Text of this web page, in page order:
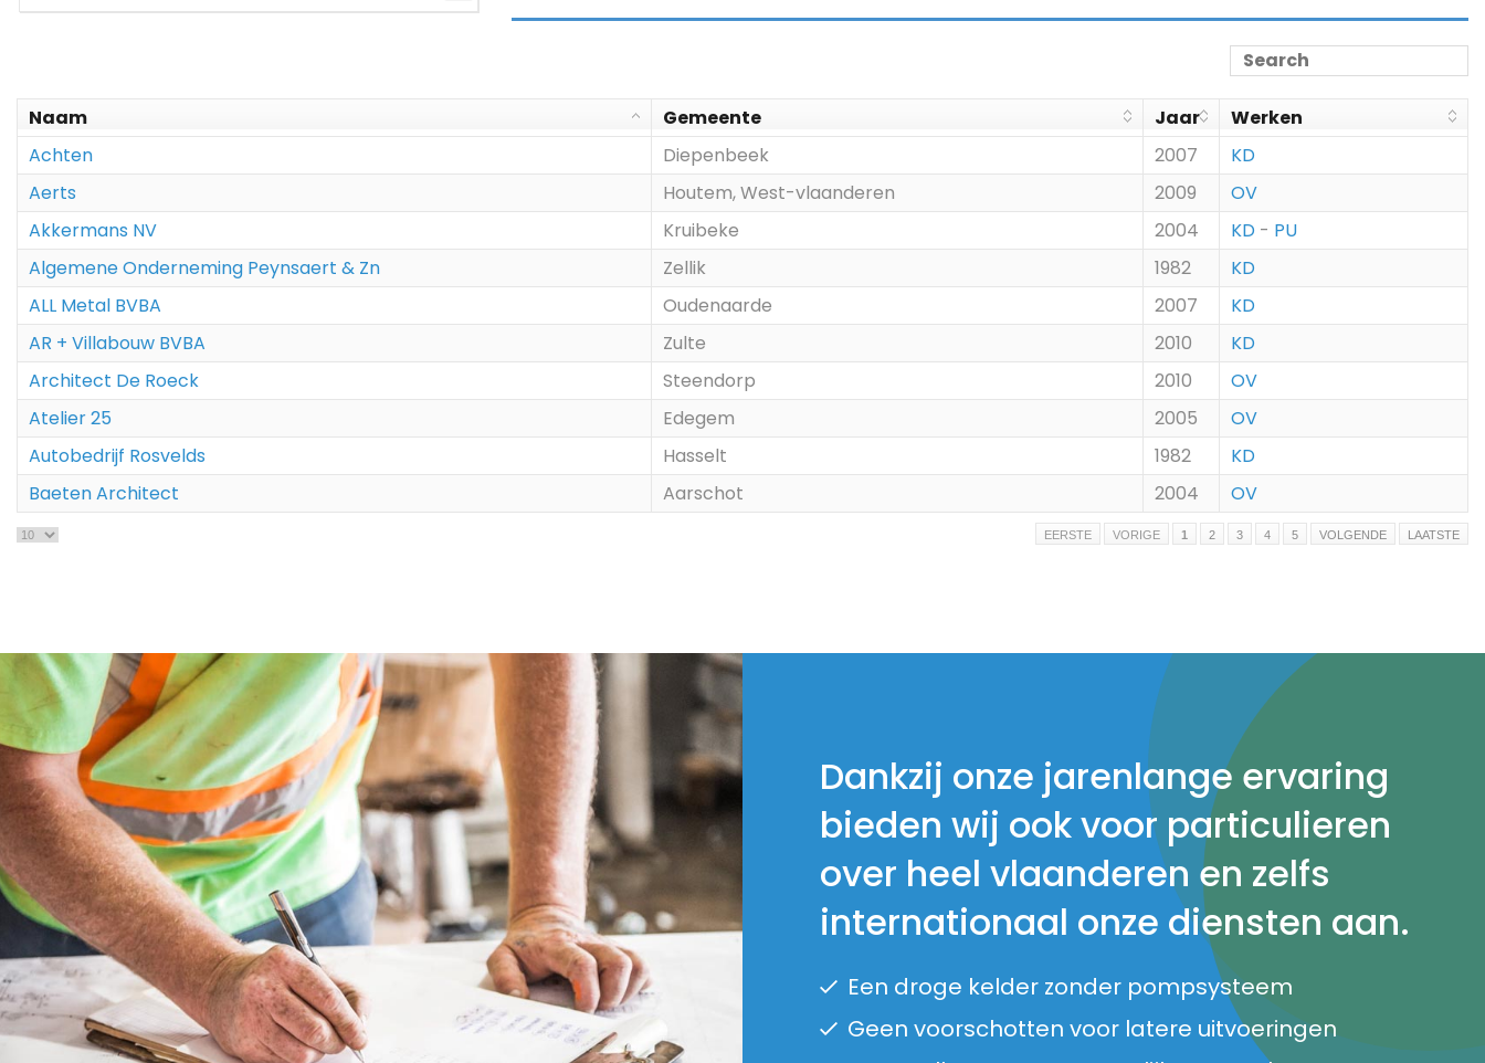
Naam Gemeente Jaar
Werken
Achten
Diepenbeek 2007
KD
Aerts
Houtem, West-vlaanderen 2009
OV
Akkermans NV
Kruibeke 2004 KD - PU
Algemene Onderneming Peynsaert & Zn
Zellik 1982
KD
ALL Metal BVBA
Oudenaarde 2007
KD
AR + Villabouw BVBA
Zulte 2010
KD
Architect De Roeck
Steendorp 2010
OV
Atelier 25
Edegem 2005
OV
Autobedrijf Rosvelds
Hasselt 1982
KD
Baeten Architect
Aarschot 2004 OV
EERSTE VORIGE 1 2 3 4 5 VOLGENDE LAATSTE
Dankzij onze jarenlange ervaring
bieden wij ook voor particulieren
over heel vlaanderen en zelfs
internationaal onze diensten aan.
Een droge kelder zonder pompsysteem
Geen voorschotten voor latere uitvoeringen